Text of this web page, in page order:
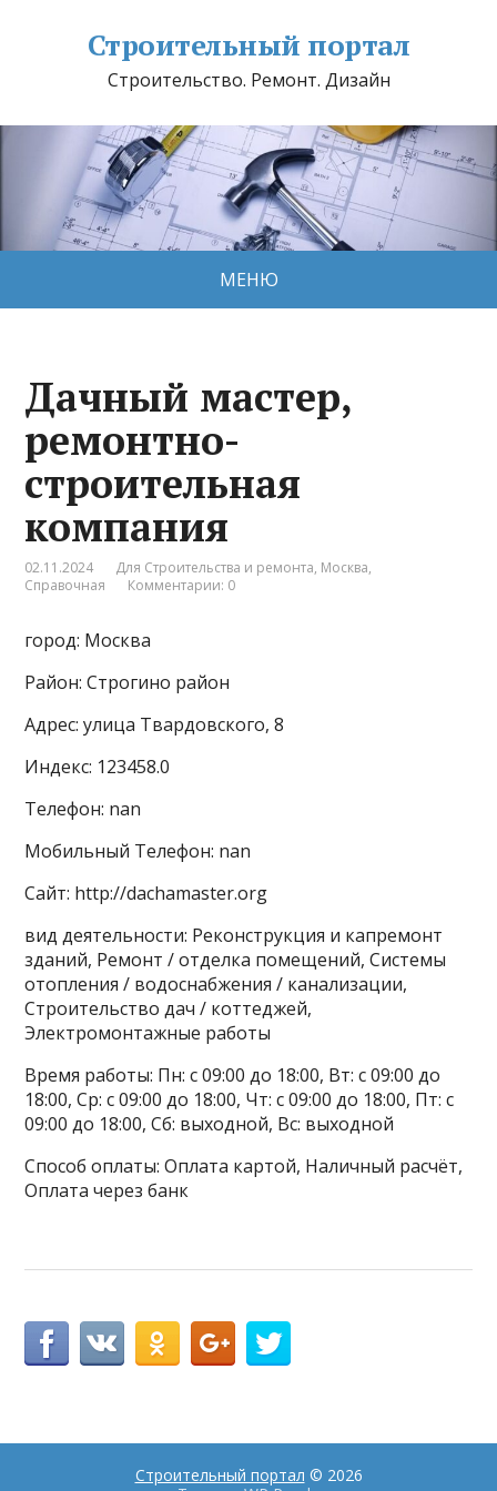
Строительный портал
Строительство. Ремонт. Дизайн
МЕНЮ
Дачный мастер,
ремонтно-
строительная
компания
02.11.2024 Для Строительства и ремонта, Москва,
Справочная
Комментарии: 0
город: Москва
Район: Строгино район
Адрес: улица Твардовского, 8
Индекс: 123458.0
Телефон: nan
Мобильный Телефон: nan
Сайт: http://dachamaster.org
вид деятельности: Реконструкция и капремонт
зданий, Ремонт / отделка помещений, Системы
отопления / водоснабжения / канализации,
Строительство дач / коттеджей,
Электромонтажные работы
Время работы: Пн: с 09:00 до 18:00, Вт: с 09:00 до
18:00, Ср: с 09:00 до 18:00, Чт: с 09:00 до 18:00, Пт: с
09:00 до 18:00, Сб: выходной, Вс: выходной
Способ оплаты: Оплата картой, Наличный расчёт,
Оплата через банк
Строительный портал © 2026